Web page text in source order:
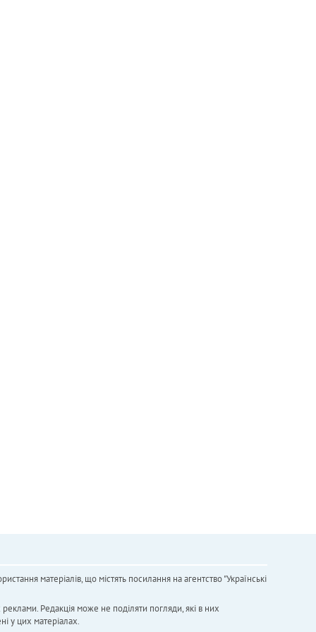
матеріалів, що містять посилання на агентство "Українськi
Редакція може не поділяти погляди, які в них
у цих матеріалах.